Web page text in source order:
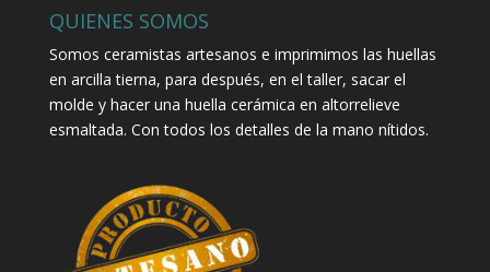
QUIENES SOMOS
Somos ceramistas artesanos e imprimimos las huellas
en arcilla tierna, para después, en el taller, sacar el
molde y hacer una huella cerámica en altorrelieve
esmaltada. Con todos los detalles de la mano nítidos.